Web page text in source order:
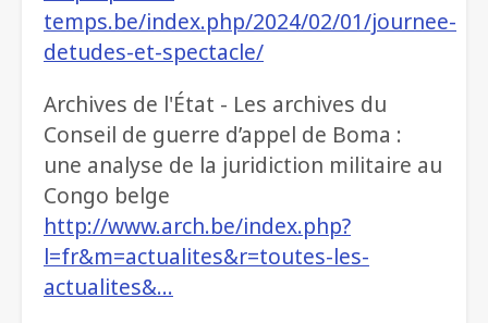
temps.be/index.php/2024/02/01/journee-
detudes-et-spectacle/
Archives de l'État - Les archives du
Conseil de guerre d’appel de Boma :
une analyse de la juridiction militaire au
Congo belge
http://www.arch.be/index.php?
l=fr&m=actualites&r=toutes-les-
actualites&…